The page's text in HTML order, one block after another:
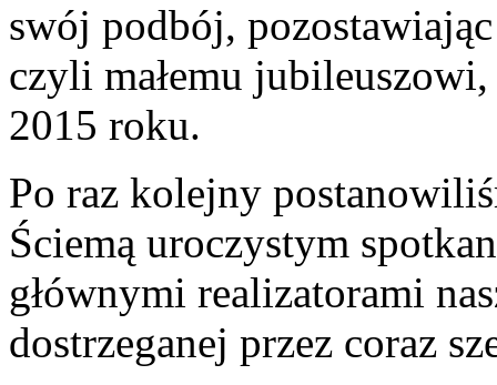
swój podbój,
czyli małemu
2015 roku.
Po raz kolejny
Ściemą uroczystym
głównymi realizatorami
dostrzeganej przez coraz